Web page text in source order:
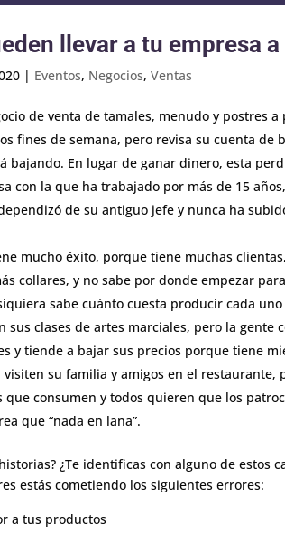
llevar a tu empresa
| Eventos, Negocios,Ventas
de venta de tamales, menudo y postres
fines de semana, pero revisa su cuenta de
bajando. En lugar de ganar dinero, esta
con la que ha trabajado por más de 15
de su antiguo jefe y nunca ha
mucho éxito, porque tiene muchas
collares, y no sabe por donde empezar
sabe cuánto cuesta producir cada uno
sus clases de artes marciales, pero la
y tiende a bajar sus precios porque tiene
visiten su familia y amigos en el
que consumen y todos quieren que los
que “nada en lana”.
¿Te identificas con alguno de estos
estás cometiendo los siguientes errores:
a tus productos